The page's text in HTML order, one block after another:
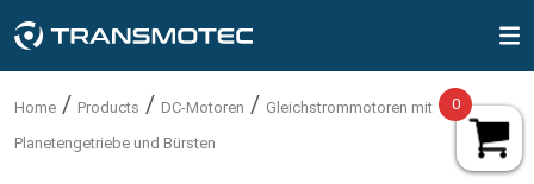
0
MENÜ
Produkte
Produkte
Drehbewegung
AC-GETRIEBEMOTOREN
BÜRSTENLOSE DC-MOTOREN
DC-MOTOREN
SCHRITTMOTOREN
ELEKTROZYLINDER
HUBMAGNETE
SCHALTNETZTEIL
DE
English - USA & Canada (USD)
EINHEITSSYSTEM
Metric
VAT
Home / Products / DC-Motoren / Gleichstrommotoren mit
Planetengetriebe und Bürsten